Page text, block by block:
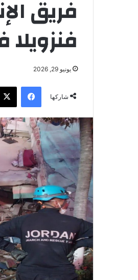
فريق
يونيو 29, 2026
شاركها
فيسبوك